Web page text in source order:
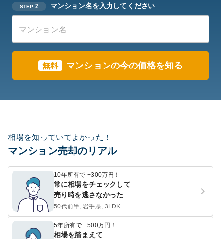
STEP 2 マンション名を入力してください
無料 マンションの今の価格を知る
相場を知っていてよかった！
マンション売却のリアル
10年所有で +300万円！
常に相場をチェックして
売り時を逃さなかった
50代前半, 岩手県, 3LDK
5年所有で +500万円！
相場を踏まえて